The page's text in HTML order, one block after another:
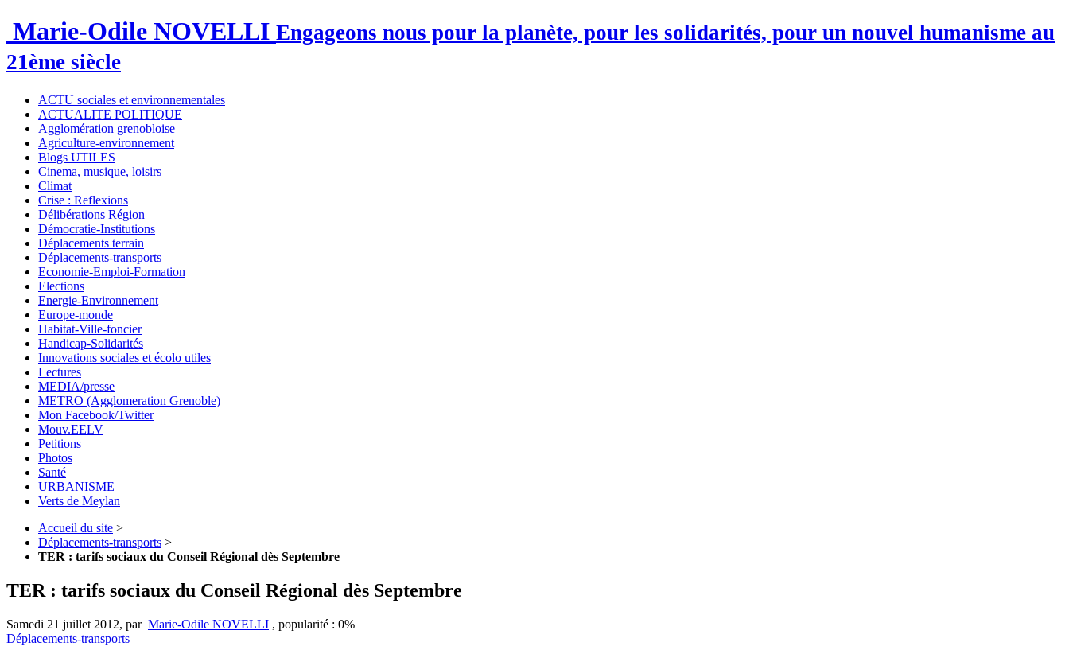
Marie-Odile NOVELLI Engageons nous pour la planète, pour les solidarités, pour un nouvel humanisme au
21ème siècle
ACTU sociales et environnementales
ACTUALITE POLITIQUE
Agglomération grenobloise
Agriculture-environnement
Blogs UTILES
Cinema, musique, loisirs
Climat
Crise : Reflexions
Délibérations Région
Démocratie-Institutions
Déplacements terrain
Déplacements-transports
Economie-Emploi-Formation
Elections
Energie-Environnement
Europe-monde
Habitat-Ville-foncier
Handicap-Solidarités
Innovations sociales et écolo utiles
Lectures
MEDIA/presse
METRO (Agglomeration Grenoble)
Mon Facebook/Twitter
Mouv.EELV
Petitions
Photos
Santé
URBANISME
Verts de Meylan
Accueil du site >
Déplacements-transports >
TER : tarifs sociaux du Conseil Régional dès Septembre
TER : tarifs sociaux du Conseil Régional dès Septembre
Samedi 21 juillet 2012, par Marie-Odile NOVELLI , popularité : 0%
Déplacements-transports |